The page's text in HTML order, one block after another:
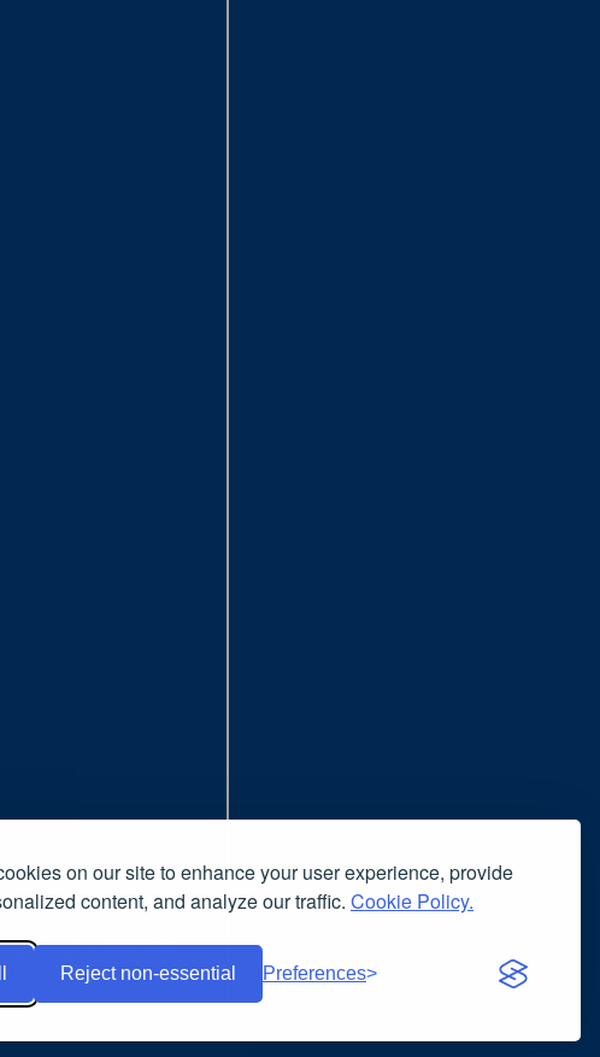
on our site to enhance your user experience, provide
content, and analyze our traffic. Cookie Policy.
Reject non-essential Preferences
si consiglia l'uso del browser
contenuto è liberamente riproducibile